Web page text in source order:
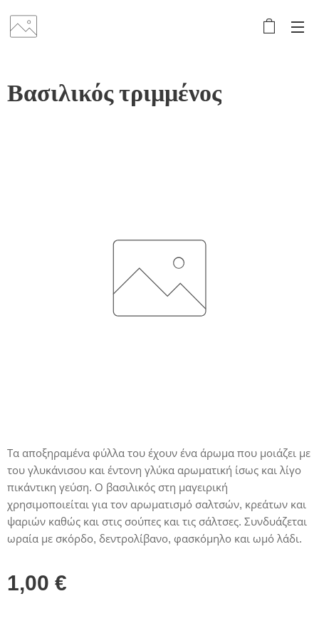
Βασιλικός τριμμένος
Τα αποξηραμένα φύλλα του έχουν ένα άρωμα που μοιάζει με
του γλυκάνισου και έντονη γλύκα αρωματική ίσως και λίγο
πικάντικη γεύση. Ο βασιλικός στη μαγειρική
χρησιμοποιείται για τον αρωματισμό σαλτσών, κρεάτων και
ψαριών καθώς και στις σούπες και τις σάλτσες. Συνδυάζεται
ωραία με σκόρδο, δεντρολίβανο, φασκόμηλο και ωμό λάδι.
1,00 €